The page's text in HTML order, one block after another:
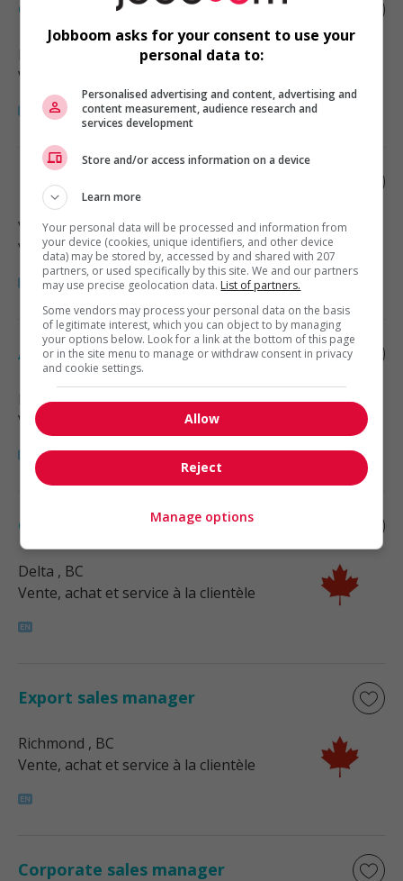
Commercial accounts manager
Vente, achat et service à la clientèle
Regional manager - sales
Vancouver, BC
Vente, achat et service à la clientèle
Area sales manager
Richmond, BC
Vente, achat et service à la clientèle
Corporate sales manager
Delta , BC
Vente, achat et service à la clientèle
Export sales manager
Richmond , BC
Vente, achat et service à la clientèle
Corporate sales manager
Jobboom asks for your consent to use your
personal data to:
Personalised advertising and content, advertising and
content measurement, audience research and
services development
Store and/or access information on a device
Learn more
Your personal data will be processed and information from
your device (cookies, unique identifiers, and other device
data) may be stored by, accessed by and shared with 207
partners, or used specifically by this site. We and our partners
may use precise geolocation data. List of partners.
Some vendors may process your personal data on the basis
of legitimate interest, which you can object to by managing
your options below. Look for a link at the bottom of this page
or in the site menu to manage or withdraw consent in privacy
and cookie settings.
Allow
Reject
Manage options